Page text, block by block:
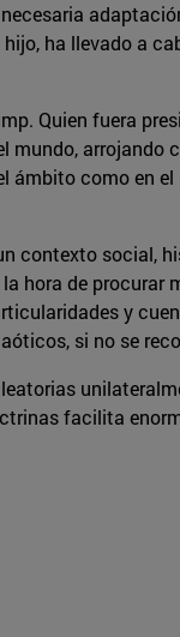
ha llevado a
Quien fuera
arrojando
ámbito como en
contexto social,
hora de procurar
y
si no se
facilita